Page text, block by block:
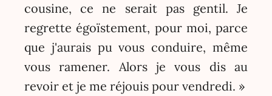
cousine, ce ne serait pas gentil. Je
regrette égoïstement, pour moi, parce
que j'aurais pu vous conduire, même
vous ramener. Alors je vous dis au
revoir et je me réjouis pour vendredi. »